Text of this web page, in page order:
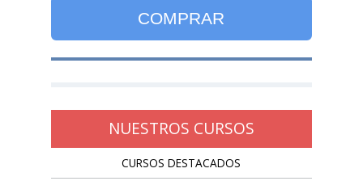
COMPRAR
NUESTROS CURSOS
CURSOS DESTACADOS